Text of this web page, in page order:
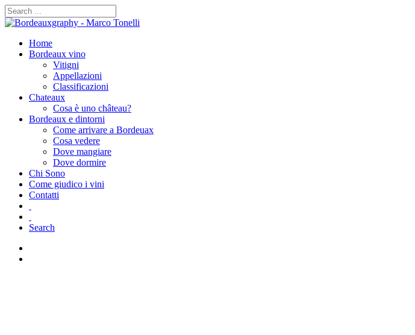
Home
Bordeaux vino
Vitigni
Appellazioni
Classificazioni
Chateaux
Cosa è uno château?
Bordeaux e dintorni
Come arrivare a Bordeuax
Cosa vedere
Dove mangiare
Dove dormire
Chi Sono
Come giudico i vini
Contatti
Search